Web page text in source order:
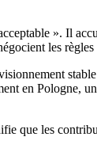
». Il
les
en
que les